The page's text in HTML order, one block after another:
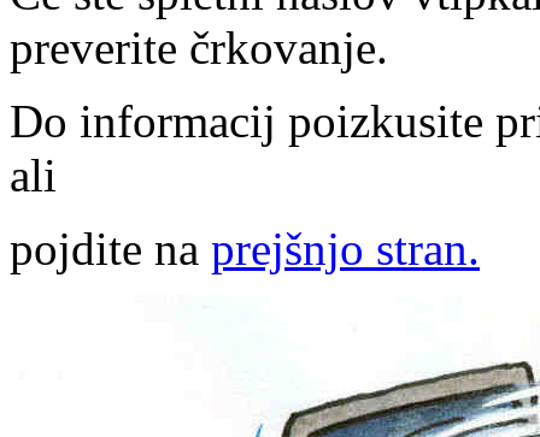
preverite črkovanje.
Do informacij poizkusite
ali
pojdite na prejšnjo stran.